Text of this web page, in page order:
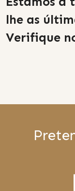
lhe as
Verifique